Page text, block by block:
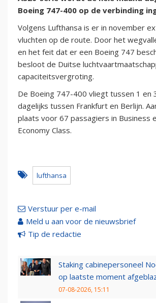
Boeing 747-400 op de verbinding
Volgens Lufthansa is er in november
vluchten op de route. Door het
en het feit dat er een Boeing 747
besloot de Duitse
capaciteitsvergroting.
De Boeing 747-400 vliegt tussen 1 en
dagelijks tussen Frankfurt en Berlijn.
plaats voor 67 passagiers in Business
Economy Class.
lufthansa
Verstuur per e-mail
Meld u aan voor de nieuwsbrief
Tip de redactie
Staking cabinepersoneel
op laatste moment
07-08-2026, 15:11